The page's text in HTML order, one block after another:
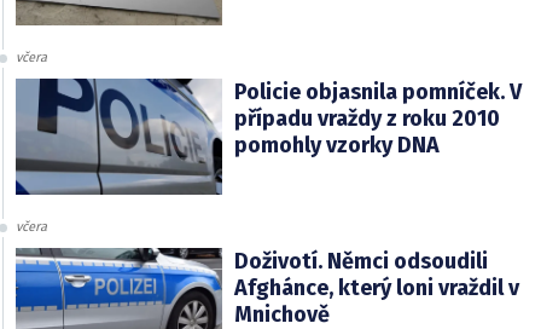
včera
Policie objasnila pomníček. V
případu vraždy z roku 2010
pomohly vzorky DNA
včera
Doživotí. Němci odsoudili
Afghánce, který loni vraždil v
Mnichově